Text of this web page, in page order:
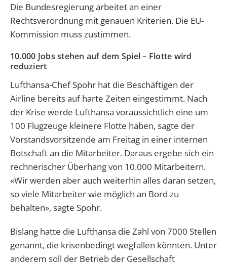
Die Bundesregierung arbeitet an einer
Rechtsverordnung mit genauen Kriterien. Die EU-
Kommission muss zustimmen.
10.000 Jobs stehen auf dem Spiel – Flotte wird
reduziert
Lufthansa-Chef Spohr hat die Beschäftigen der
Airline bereits auf harte Zeiten eingestimmt. Nach
der Krise werde Lufthansa voraussichtlich eine um
100 Flugzeuge kleinere Flotte haben, sagte der
Vorstandsvorsitzende am Freitag in einer internen
Botschaft an die Mitarbeiter. Daraus ergebe sich ein
rechnerischer Überhang von 10.000 Mitarbeitern.
«Wir werden aber auch weiterhin alles daran setzen,
so viele Mitarbeiter wie möglich an Bord zu
behalten», sagte Spohr.
Bislang hatte die Lufthansa die Zahl von 7000 Stellen
genannt, die krisenbedingt wegfallen könnten. Unter
anderem soll der Betrieb der Gesellschaft